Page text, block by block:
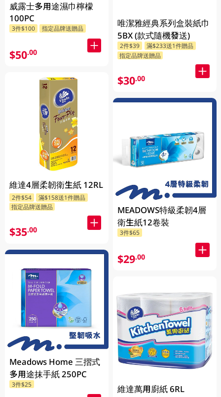
威露士多用途濕巾檸檬
100PC
3件$100 指定品牌送贈品
$50.00
維達4層柔韌衛生紙 12RL
2件$54
滿$158送1件贈品
指定品牌送贈品
$35.00
Meadows Home 三摺式
多用途抹手紙 250PC
3件$25
唯潔雅經典系列盒裝紙巾
5BX (款式隨機發送)
2件$39
滿$233送1件贈品
指定品牌送贈品
$30.00
MEADOWS特級柔韌4層
衛生紙12卷裝
3件$65
$29.00
維達萬用廚紙 6RL